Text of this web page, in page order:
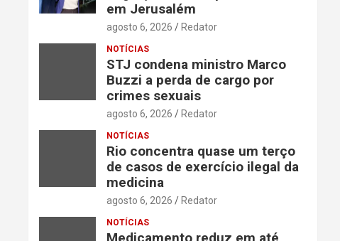
em Jerusalém
agosto 6, 2026 Redator
NOTÍCIAS
STJ condena ministro Marco
Buzzi a perda de cargo por
crimes sexuais
agosto 6, 2026 Redator
NOTÍCIAS
Rio concentra quase um terço
de casos de exercício ilegal da
medicina
agosto 6, 2026 Redator
NOTÍCIAS